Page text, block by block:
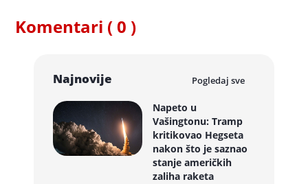
Komentari ( 0 )
Najnovije Pogledaj sve
Napeto u
Vašingtonu: Tramp
kritikovao Hegseta
nakon što je saznao
stanje američkih
zaliha raketa